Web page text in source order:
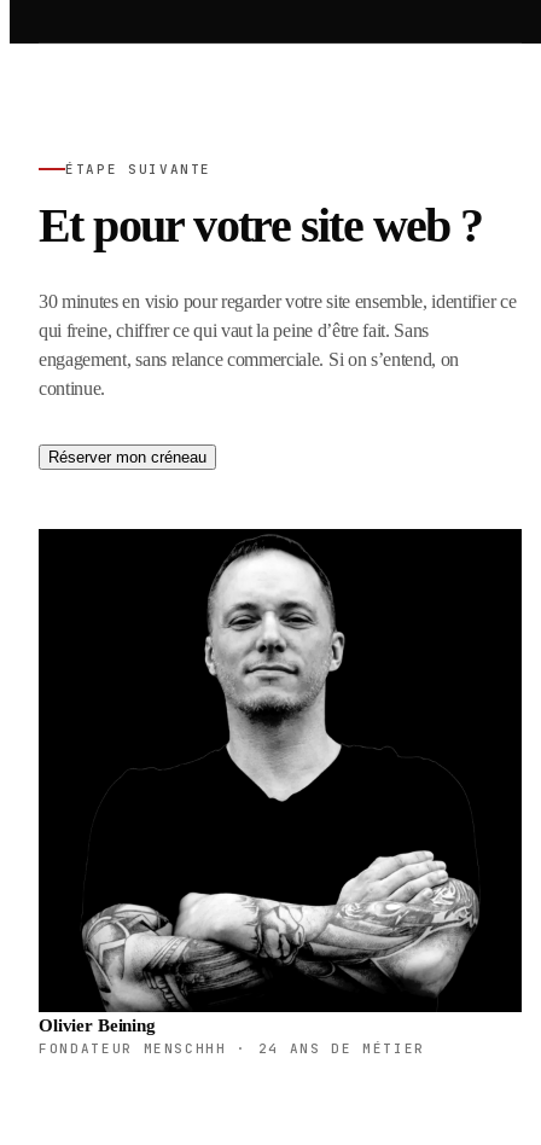
ÉTAPE SUIVANTE
Et pour votre site web ?
30 minutes en visio pour regarder votre site ensemble, identifier ce
qui freine, chiffrer ce qui vaut la peine d’être fait. Sans
engagement, sans relance commerciale. Si on s’entend, on
continue.
Réserver mon créneau
Olivier Beining
FONDATEUR MENSCHHH · 24 ANS DE MÉTIER